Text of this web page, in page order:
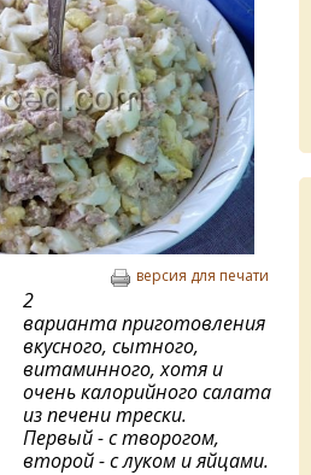
версия для печати
2
варианта приготовления
вкусного, сытного,
витаминного, хотя и
очень калорийного салата
из печени трески.
Первый - с творогом,
второй - с луком и яйцами.